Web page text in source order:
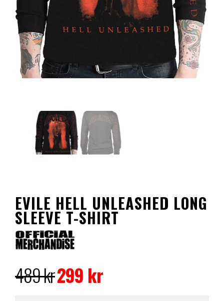
EVILE HELL UNLEASHED LONG
SLEEVE T-SHIRT
489kr priset
299 krpriset